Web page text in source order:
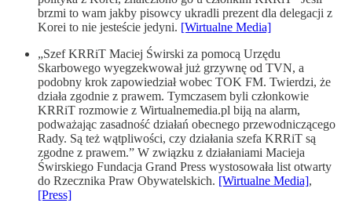
brzmi to wam jakby pisowcy ukradli prezent dla delegacji z
Korei to nie jesteście jedyni. [Wirtualne Media]
„Szef KRRiT Maciej Świrski za pomocą Urzędu
Skarbowego wyegzekwował już grzywnę od TVN, a
podobny krok zapowiedział wobec TOK FM. Twierdzi, że
działa zgodnie z prawem. Tymczasem byli członkowie
KRRiT rozmowie z Wirtualnemedia.pl biją na alarm,
podważając zasadność działań obecnego przewodniczącego
Rady. Są też wątpliwości, czy działania szefa KRRiT są
zgodne z prawem.” W związku z działaniami Macieja
Świrskiego Fundacja Grand Press wystosowała list otwarty
do Rzecznika Praw Obywatelskich. [Wirtualne Media],
[Press]